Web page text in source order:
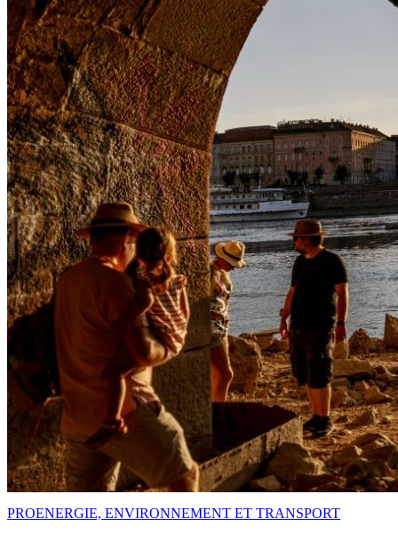
PROENERGIE, ENVIRONNEMENT ET TRANSPORT